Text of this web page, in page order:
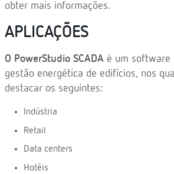
obter mais informações.
APLICAÇÕES
O PowerStudio SCADA é um software
gestão energética de edifícios, nos
destacar os seguintes:
Indústria
Retail
Data centers
Hotéis